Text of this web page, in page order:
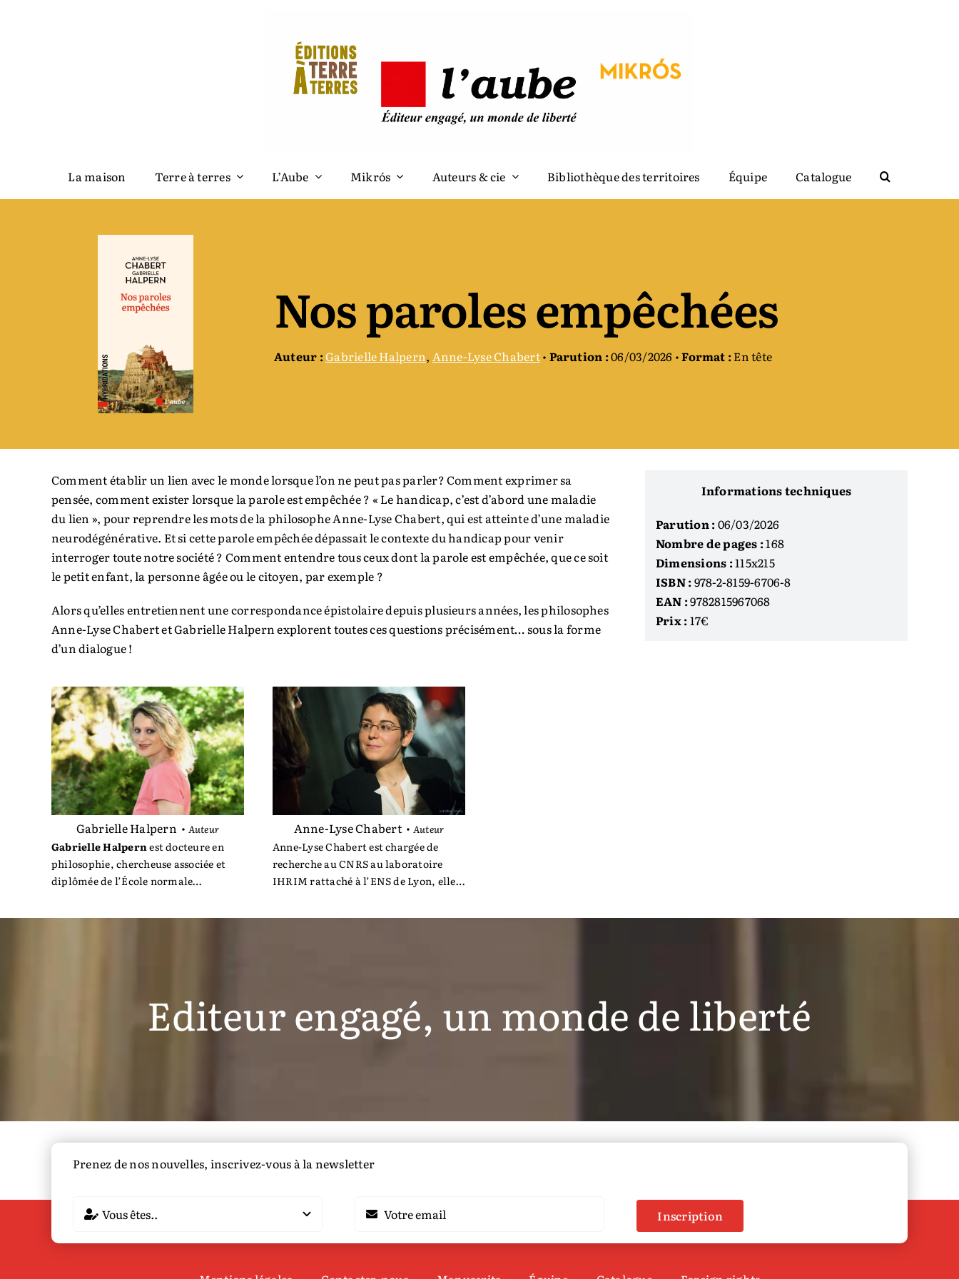
La maison Terre à terres L’Aube Mikrós Auteurs & cie Bibliothèque des territoires Équipe Catalogue
Nos paroles empêchées
Auteur :Gabrielle Halpern, Anne-Lyse Chabert• Parution :06/03/2026 •Format :En tête
Comment établir un lien avec le monde lorsque l’on ne peut pas parler? Comment exprimer sa
pensée, comment exister lorsque la parole est empêchée ? « Le handicap, c’est d’abord une maladie
du lien », pour reprendre les mots de la philosophe Anne-Lyse Chabert, qui est atteinte d’une maladie
neurodégénérative. Et si cette parole empêchée dépassait le contexte du handicap pour venir
interroger toute notre société ? Comment entendre tous ceux dont la parole est empêchée, que ce soit
le petit enfant, la personne âgée ou le citoyen, par exemple ?
Alors qu’elles entretiennent une correspondance épistolaire depuis plusieurs années, les philosophes
Anne-Lyse Chabert et Gabrielle Halpern explorent toutes ces questions précisément… sous la forme
d’un dialogue !
Informations techniques
Parution :06/03/2026
Nombre de pages :168
Dimensions :115x215
ISBN :978-2-8159-6706-8
EAN :9782815967068
Prix :17€
Gabrielle Halpern • Auteur
Gabrielle Halpern est docteure en
philosophie, chercheuse associée et
diplômée de l’École normale
portent sur le thème de l’hybridation
Anne-Lyse Chabert• Auteur
Anne-Lyse Chabert est chargée de
recherche au CNRS au laboratoire
IHRIM rattaché à l’ENS de Lyon, elle a
handicap(2017, Erès) etVivre son
Editeur engagé, un monde de liberté
Prenez de nos nouvelles, inscrivez-vous à la newsletter
Inscription